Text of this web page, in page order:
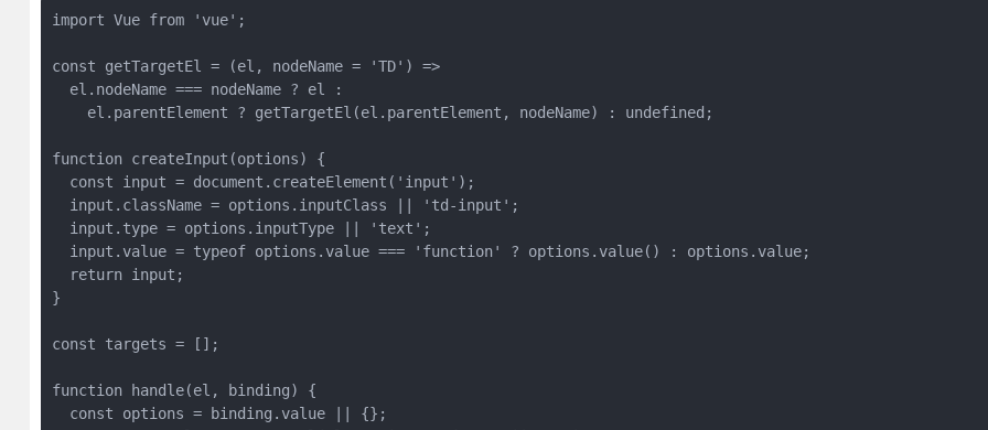
import Vue from 'vue';
const getTargetEl = (el, nodeName = 'TD') =>
  el.nodeName === nodeName ? el :
    el.parentElement ? getTargetEl(el.parentElement, nodeName) : undefined;
function createInput(options) {
  const input = document.createElement('input');
  input.className = options.inputClass || 'td-input';
  input.type = options.inputType || 'text';
  input.value = typeof options.value === 'function' ? options.value() : options.value;
  return input;
}
const targets = [];
function handle(el, binding) {
  const options = binding.value || {};